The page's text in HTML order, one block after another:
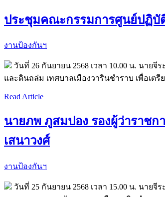
ประชุมคณะกรรมการศูนย์ปฏิบั
งานป้องกันฯ
วันที่ 26 กันยายน 2568 เวลา 10.00 น. นา
และดินถล่ม เทศบาลเมืองวารินชำราบ เพื่อเ
Read Article
นายภพ ภูสมปอง รองผู้ว่าราช
เสนาวงศ์
งานป้องกันฯ
วันที่ 25 กันยายน 2568 เวลา 15.00 น. นา